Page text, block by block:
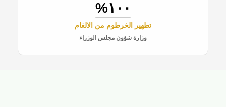
١٠٠%
تطهير الخرطوم من الالغام
وزارة شؤون مجلس الوزراء